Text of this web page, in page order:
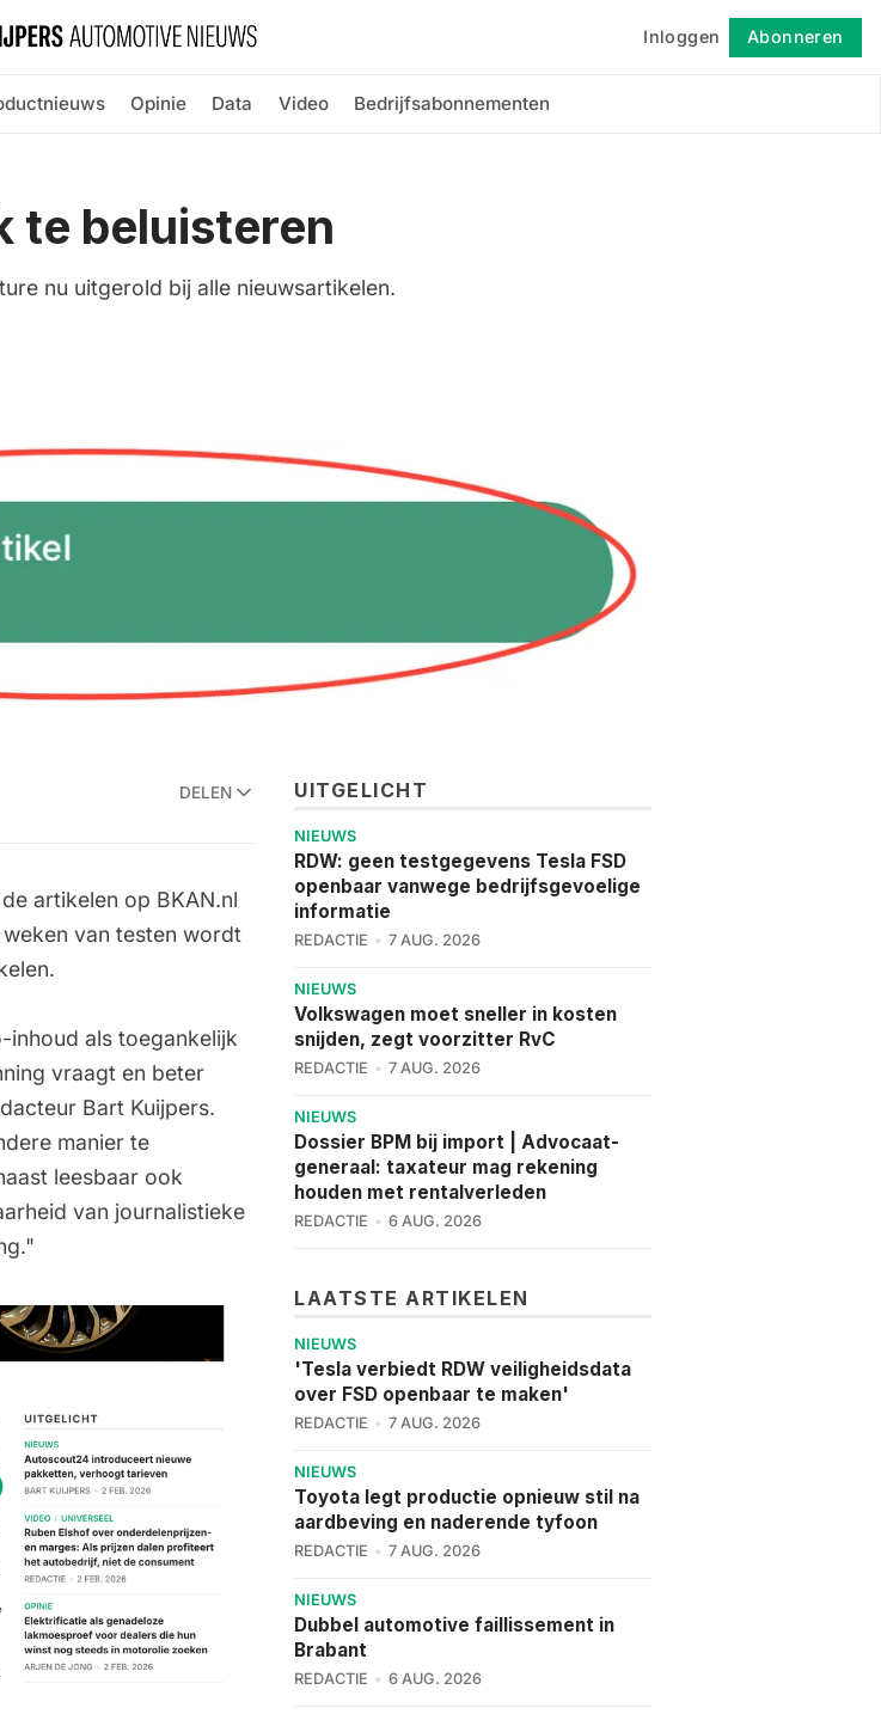
Inloggen Abonneren
Opinie Data Video Bedrijfsabonnementen
te beluisteren
nu uitgerold bij alle nieuwsartikelen.
DELEN
artikelen op BKAN.nl
van testen wordt
inhoud als toegankelijk
vraagt en beter
Bart Kuijpers.
manier te
leesbaar ook
van journalistieke
UITGELICHT
NIEUWS
RDW: geen testgegevens Tesla FSD
openbaar vanwege bedrijfsgevoelige
informatie
REDACTIE 7 AUG. 2026
NIEUWS
Volkswagen moet sneller in kosten
snijden, zegt voorzitter RvC
REDACTIE 7 AUG. 2026
NIEUWS
Dossier BPM bij import | Advocaat-
generaal: taxateur mag rekening
houden met rentalverleden
REDACTIE 6 AUG. 2026
LAATSTE ARTIKELEN
NIEUWS
'Tesla verbiedt RDW veiligheidsdata
over FSD openbaar te maken'
REDACTIE 7 AUG. 2026
NIEUWS
Toyota legt productie opnieuw stil na
aardbeving en naderende tyfoon
REDACTIE 7 AUG. 2026
NIEUWS
Dubbel automotive faillissement in
Brabant
REDACTIE 6 AUG. 2026